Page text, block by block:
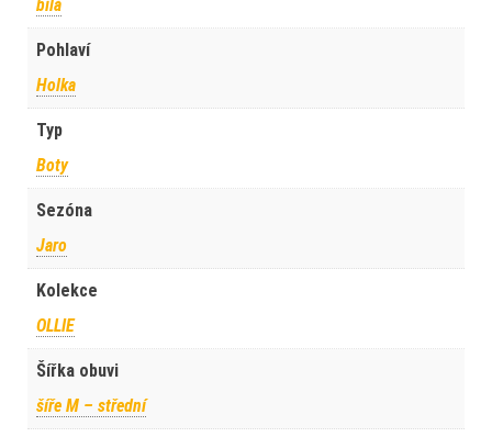
bílá
Pohlaví
Holka
Typ
Boty
Sezóna
Jaro
Kolekce
OLLIE
Šířka obuvi
šíře M – střední